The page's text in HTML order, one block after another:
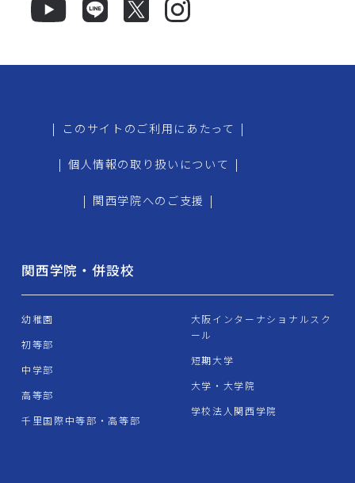
| このサイトのご利用にあたって |
| 個人情報の取り扱いについて |
| 関西学院へのご支援 |
関西学院・併設校
幼稚園
初等部
中学部
高等部
千里国際中等部・高等部
大阪インターナショナルスク
ール
短期大学
大学・大学院
学校法人関西学院